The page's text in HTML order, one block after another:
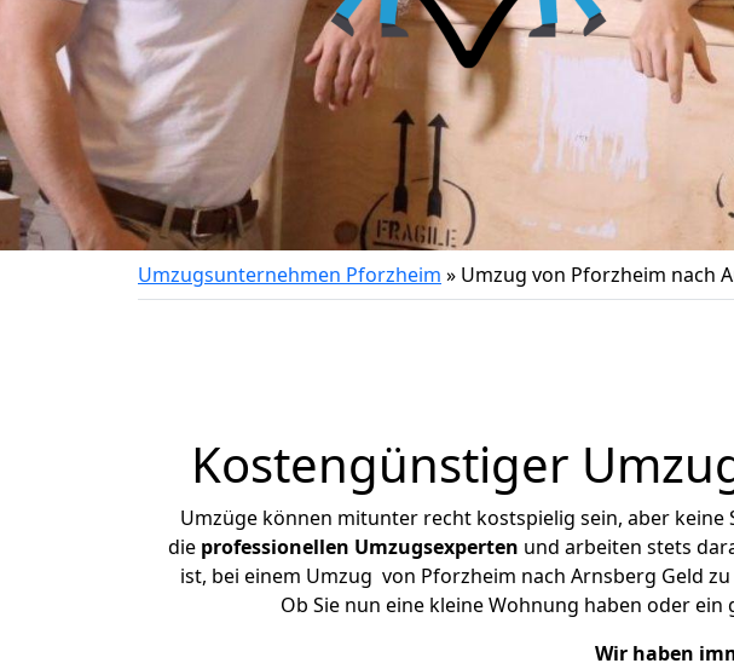
Umzugsunternehmen Pforzheim » Umzug von Pforzheim nach
Kostengünstiger
Umzüge können mitunter recht kostspielig sein, aber keine
die professionellen Umzugsexperten und arbeiten stets
ist, bei einem Umzug von Pforzheim nach Arnsberg Geld
Ob Sie nun eine kleine Wohnung haben oder
Wir haben